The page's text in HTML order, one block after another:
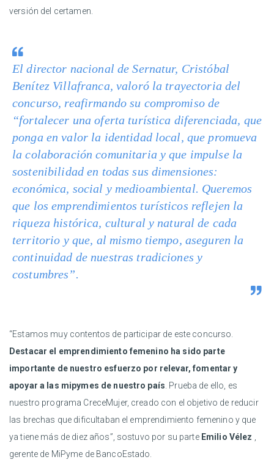
versión del certamen.
El director nacional de Sernatur, Cristóbal
Benítez Villafranca, valoró la trayectoria del
concurso, reafirmando su compromiso de
“fortalecer una oferta turística diferenciada, que
ponga en valor la identidad local, que promueva
la colaboración comunitaria y que impulse la
sostenibilidad en todas sus dimensiones:
económica, social y medioambiental. Queremos
que los emprendimientos turísticos reflejen la
riqueza histórica, cultural y natural de cada
territorio y que, al mismo tiempo, aseguren la
continuidad de nuestras tradiciones y
costumbres”.
“Estamos muy contentos de participar de este concurso.
Destacar el emprendimiento femenino ha sido parte
importante de nuestro esfuerzo por relevar, fomentar y
apoyar a las mipymes de nuestro país . Prueba de ello, es
nuestro programa CreceMujer, creado con el objetivo de reducir
las brechas que dificultaban el emprendimiento femenino y que
ya tiene más de diez años”, sostuvo por su parte Emilio Vélez
gerente de MiPyme de BancoEstado.